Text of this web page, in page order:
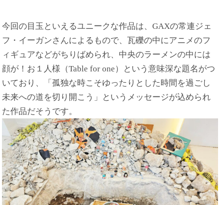
今回の目玉といえるユニークな作品は、GAXの常連ジェ
フ・イーガンさんによるもので、瓦礫の中にアニメのフ
ィギュアなどがちりばめられ、中央のラーメンの中には
顔が！お１人様（Table for one）という意味深な題名がつ
いており、「孤独な時こそゆったりとした時間を過ごし
未来への道を切り開こう」というメッセージが込められ
た作品だそうです。